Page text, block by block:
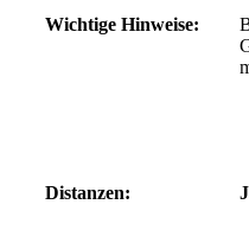
Wichtige Hinweise:
Distanzen: